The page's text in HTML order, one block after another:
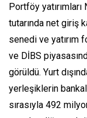
Portföy
tutarında net giriş
senedi ve yatırım
ve DİBS
görüldü. Yurt
yerleşiklerin
sırasıyla 492